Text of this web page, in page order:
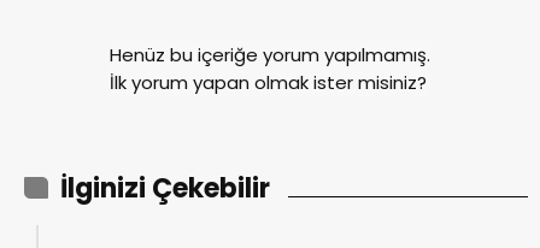
Henüz bu içeriğe yorum yapılmamış.
İlk yorum yapan olmak ister misiniz?
İlginizi Çekebilir